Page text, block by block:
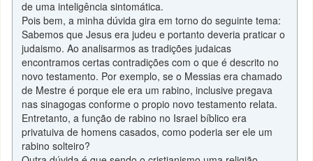
de uma inteligência sintomática.
Pois bem, a minha dúvida gira em torno do seguinte tema:
Sabemos que Jesus era judeu e portanto deveria praticar o
judaismo. Ao analisarmos as tradições judaicas
encontramos certas contradições com o que é descrito no
novo testamento. Por exemplo, se o Messias era chamado
de Mestre é porque ele era um rabino, inclusive pregava
nas sinagogas conforme o propio novo testamento relata.
Entretanto, a função de rabino no Israel bíblico era
privatuiva de homens casados, como poderia ser ele um
rabino solteiro?